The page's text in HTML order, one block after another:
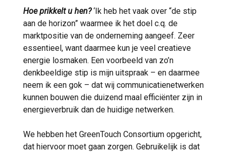
Hoe prikkelt u hen?‘Ik heb het vaak over “de stip
aan de horizon” waarmee ik het doel c.q. de
marktpositie van de onderneming aangeef. Zeer
essentieel, want daarmee kun je veel creatieve
energie losmaken. Een voorbeeld van zo’n
denkbeeldige stip is mijn uitspraak – en daarmee
neem ik een gok – dat wij communicatienetwerken
kunnen bouwen die duizend maal efficiënter zijn in
energieverbruik dan de huidige netwerken.
We hebben het GreenTouch Consortium opgericht,
dat hiervoor moet gaan zorgen. Gebruikelijk is dat